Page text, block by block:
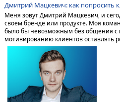
Дмитрий Мацкевич: как попросить
Меня зовут Дмитрий Мацкевич, и
своем бренде или продукте. Моя
было бы невозможным без общения
мотивированию клиентов оставлять